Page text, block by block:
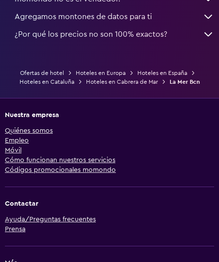
Agregamos montones de datos para ti
¿Por qué los precios no son 100% exactos?
Ofertas de hotel Hoteles en Europa
Hoteles en España
Hoteles en Cataluña
Hoteles en Cabrera de Mar La Mer Bcn
Nuestra empresa
Quiénes somos
Empleo
Móvil
Cómo funcionan nuestros servicios
Códigos promocionales momondo
Contactar
Ayuda/Preguntas frecuentes
Prensa